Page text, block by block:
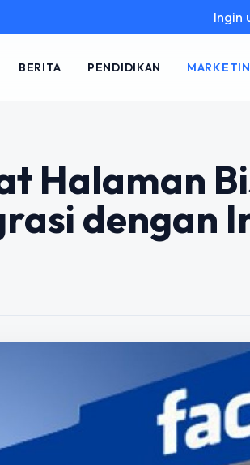
Ingin upgrade
BERITA PENDIDIKAN
Halaman
dengan